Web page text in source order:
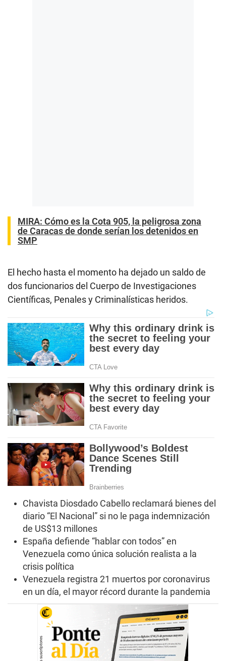
MIRA: Cómo es la Cota 905, la peligrosa zona
de Caracas de donde serían los detenidos en
SMP
El hecho hasta el momento ha dejado un saldo de
dos funcionarios del Cuerpo de Investigaciones
Científicas, Penales y Criminalísticas heridos.
Chavista Diosdado Cabello reclamará bienes del
diario “El Nacional” si no le paga indemnización
de US$13 millones
España defiende “hablar con todos” en
Venezuela como única solución realista a la
crisis política
Venezuela registra 21 muertos por coronavirus
en un día, el mayor récord durante la pandemia